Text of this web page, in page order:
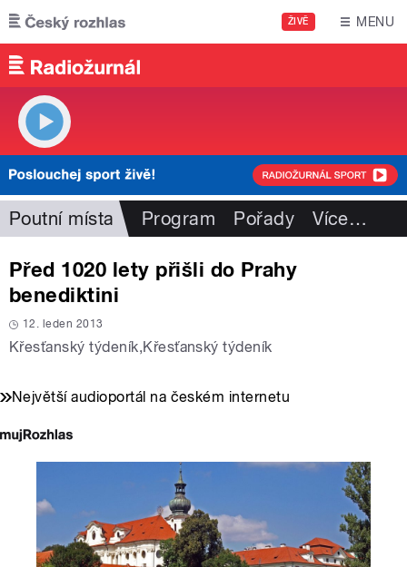
Přejít k hlavnímu obsahu
ŽIVĚ MENU
Poutní místa Program Pořady Více…
Před 1020 lety přišli do Prahy
benediktini
12. leden 2013
Křesťanský týdeník,Křesťanský týdeník
Největší audioportál na českém internetu